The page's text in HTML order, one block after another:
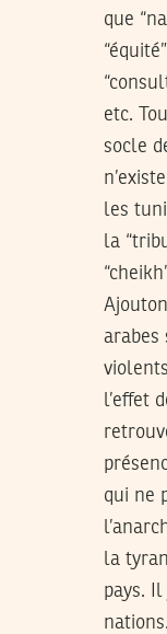
que
etc.
socle
les
la
arabes
l’effet
qui ne
la
pays. Il